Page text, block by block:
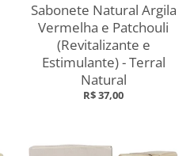
Sabonete Natural Argila
Vermelha e Patchouli
(Revitalizante e
Estimulante) - Terral
Natural
R$ 37,00